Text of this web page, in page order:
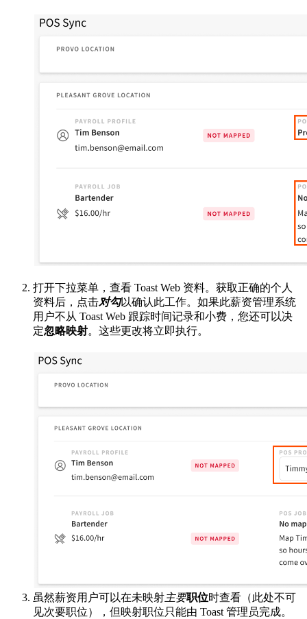
打开下拉菜单，查看 Toast Web 资料。获取正确的个人
资料后，点击对勾以确认此工作。如果此薪资管理系统
用户不从 Toast Web 跟踪时间记录和小费，您还可以决
定忽略映射。这些更改将立即执行。
虽然薪资用户可以在未映射主要职位时查看（此处不可
见次要职位），但映射职位只能由 Toast 管理员完成。